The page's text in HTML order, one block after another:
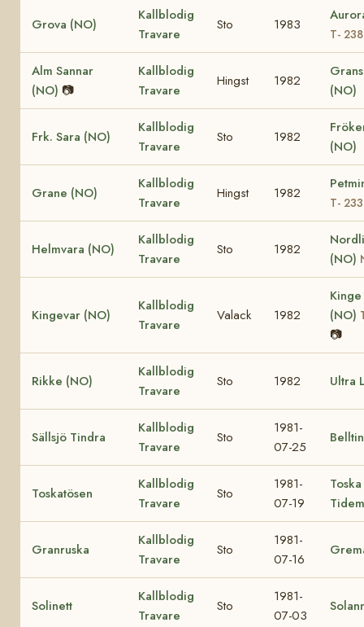
Grova (NO)
Kallblodig
Travare
Sto 1983
T-
Alm Sannar
(NO) 📷
Kallblodig
Travare
Hingst 1982
(NO)
Frk. Sara (NO)
Kallblodig
Travare
Sto 1982
(NO)
Grane (NO)
Kallblodig
Travare
Hingst 1982
T-
Helmvara (NO)
Kallblodig
Travare
Sto 1982
(NO)
Kingevar (NO)
Kallblodig
Travare
Valack 1982
(NO)
📷
Rikke (NO)
Kallblodig
Travare
Sto 1982 Ultra
Sällsjö Tindra
Kallblodig
Travare
Sto
1981-
07-25
Toskatösen
Kallblodig
Travare
Sto
1981-
07-19
Toska
Granruska
Kallblodig
Travare
Sto
1981-
07-16
Solinett
Kallblodig
Travare
Sto
1981-
07-03